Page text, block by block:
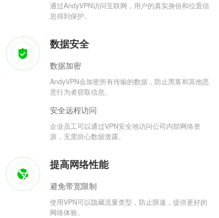
通过AndyVPN访问互联网，用户的真实身份和位置信
息得到保护。
数据安全
数据加密
AndyVPN会加密所有传输的数据，防止黑客和其他恶
意行为者窃取信息。
安全远程访问
企业员工可以通过VPN安全地访问公司内部网络资
源，无需担心数据泄露。
提高网络性能
避免带宽限制
使用VPN可以隐藏流量类型，防止限速，提供更好的
网络体验。